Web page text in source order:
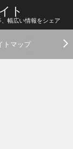
ト
幅広い情報をシェア
トマップ